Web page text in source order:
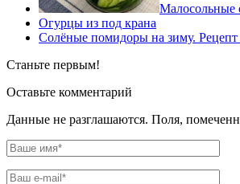
Малосольные
Огурцы из под крана
Солёные помидоры на зиму. Рецепт
Станьте первым!
Оставьте комментарий
Данные не разглашаются. Поля,